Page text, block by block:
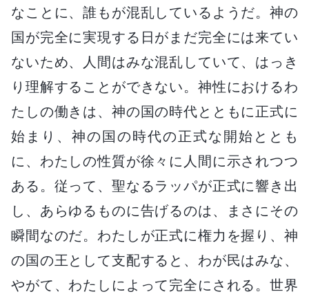
なことに、誰もが混乱しているようだ。神の
国が完全に実現する日がまだ完全には来てい
ないため、人間はみな混乱していて、はっき
り理解することができない。神性におけるわ
たしの働きは、神の国の時代とともに正式に
始まり、神の国の時代の正式な開始ととも
に、わたしの性質が徐々に人間に示されつつ
ある。従って、聖なるラッパが正式に響き出
し、あらゆるものに告げるのは、まさにその
瞬間なのだ。わたしが正式に権力を握り、神
の国の王として支配すると、わが民はみな、
やがて、わたしによって完全にされる。世界